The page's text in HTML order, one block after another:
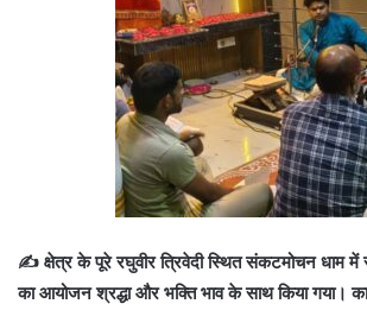
✍️ क्षेत्र के पूरे रघुवीर त्रिवेदी स्थित संकटमोचन धाम में
का आयोजन श्रद्धा और भक्ति भाव के साथ किया गया।